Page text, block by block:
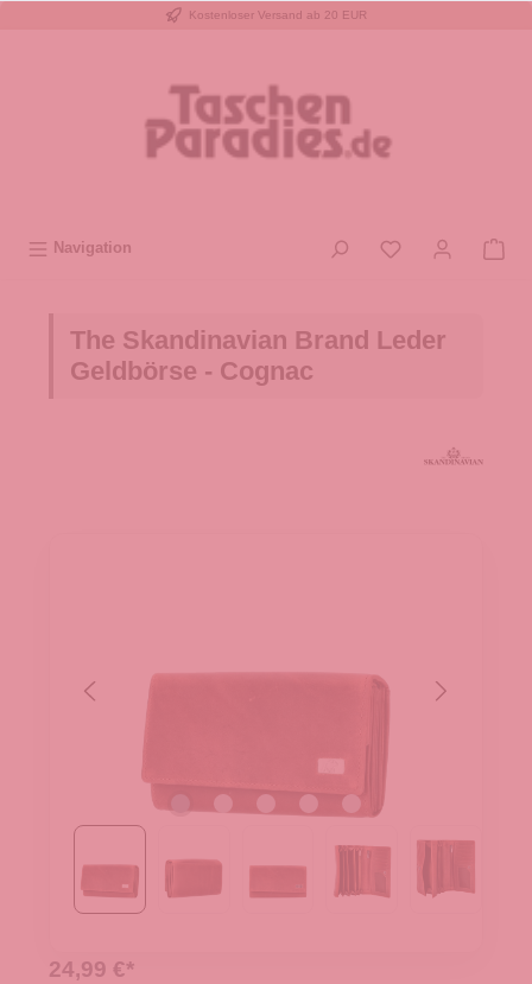
Kostenloser Versand ab 20 EUR
Navigation
The Skandinavian Brand Leder
Geldbörse - Cognac
24,99 €*